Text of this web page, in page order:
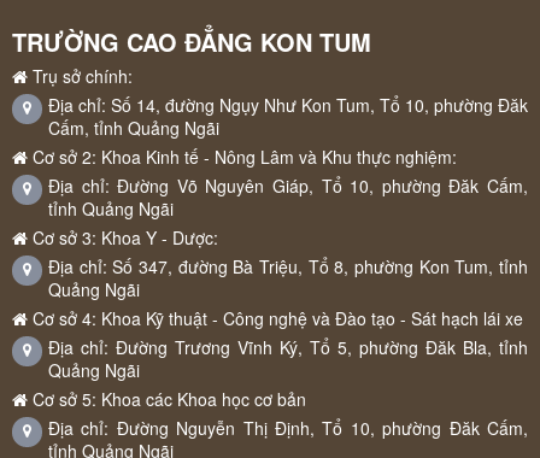
TRƯỜNG CAO ĐẲNG KON TUM
Trụ sở chính:
Địa chỉ: Số 14, đường Ngụy Như Kon Tum, Tổ 10, phường Đăk
Cấm, tỉnh Quảng Ngãi
Cơ sở 2: Khoa Kinh tế - Nông Lâm và Khu thực nghiệm:
Địa chỉ: Đường Võ Nguyên Giáp, Tổ 10, phường Đăk Cấm,
tỉnh Quảng Ngãi
Cơ sở 3: Khoa Y - Dược:
Địa chỉ: Số 347, đường Bà Triệu, Tổ 8, phường Kon Tum, tỉnh
Quảng Ngãi
Cơ sở 4: Khoa Kỹ thuật - Công nghệ và Đào tạo - Sát hạch lái xe
Địa chỉ: Đường Trương Vĩnh Ký, Tổ 5, phường Đăk Bla, tỉnh
Quảng Ngãi
Cơ sở 5: Khoa các Khoa học cơ bản
Địa chỉ: Đường Nguyễn Thị Định, Tổ 10, phường Đăk Cấm,
tỉnh Quảng Ngãi